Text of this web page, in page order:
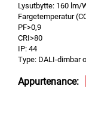
Lysutbytte: 160 lm/
Fargetemperatur
PF>0,9
CRI>80
IP: 44
Type: DALI-dimbar
Appurtenance: